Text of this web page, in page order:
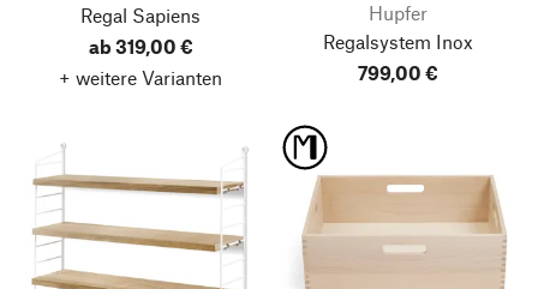
Regal Sapiens
ab 319,00 €
+ weitere Varianten
Hupfer
Regalsystem Inox
799,00 €